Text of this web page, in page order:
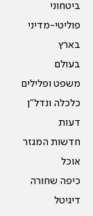
ביטחוני
פוליטי-מדיני
בארץ
בעולם
משפט ופלילים
כלכלה ונדל"ן
דעות
חדשות המגזר
אוכל
כיפה שחורה
דיגיטל